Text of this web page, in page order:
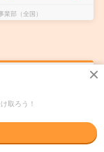
部（全国）
部品のプ
取ろう！